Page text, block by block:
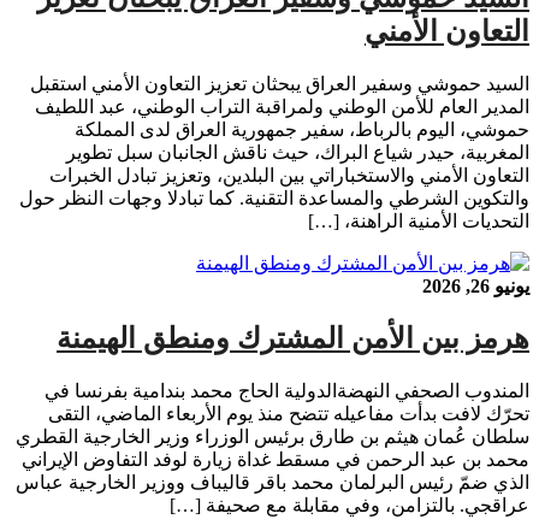
التعاون الأمني
السيد حموشي وسفير العراق يبحثان تعزيز التعاون الأمني استقبل
المدير العام للأمن الوطني ولمراقبة التراب الوطني، عبد اللطيف
حموشي، اليوم بالرباط، سفير جمهورية العراق لدى المملكة
المغربية، حيدر شياع البراك، حيث ناقش الجانبان سبل تطوير
التعاون الأمني والاستخباراتي بين البلدين، وتعزيز تبادل الخبرات
والتكوين الشرطي والمساعدة التقنية. كما تبادلا وجهات النظر حول
التحديات الأمنية الراهنة، […]
يونيو 26, 2026
هرمز بين الأمن المشترك ومنطق الهيمنة
المندوب الصحفي النهضةالدولية الحاج محمد بندامية بفرنسا في
تحرّك لافت بدأت مفاعيله تتضح منذ يوم الأربعاء الماضي، التقى
سلطان عُمان هيثم بن طارق برئيس الوزراء وزير الخارجية القطري
محمد بن عبد الرحمن في مسقط غداة زيارة لوفد التفاوض الإيراني
الذي ضمّ رئيس البرلمان محمد باقر قاليباف ووزير الخارجية عباس
عراقجي. بالتزامن، وفي مقابلة مع صحيفة […]